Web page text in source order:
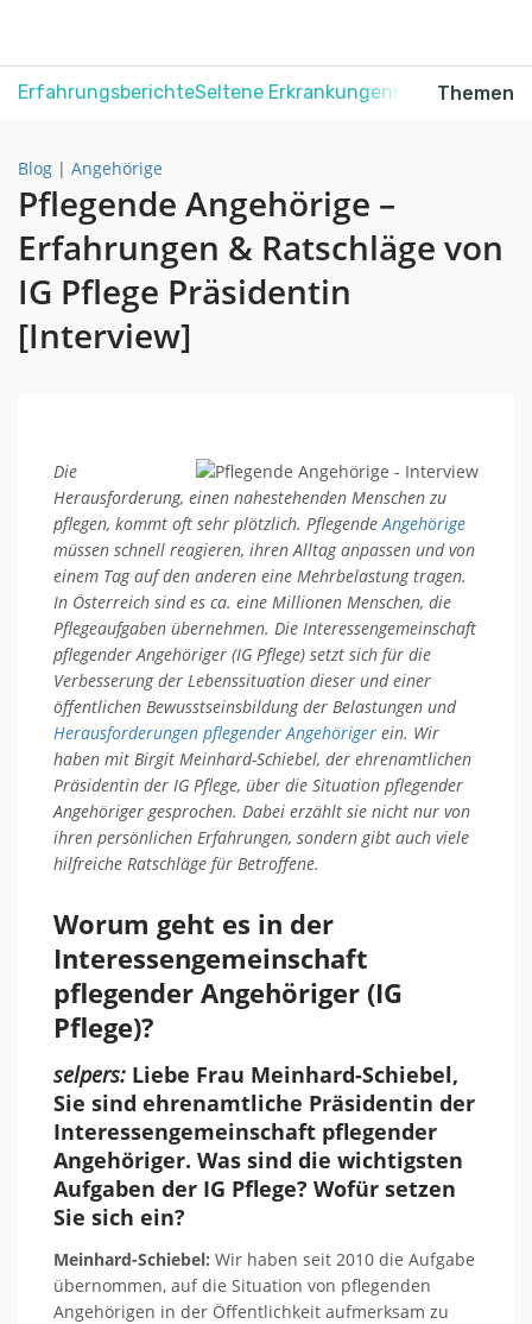
ErfahrungsberichteSeltene ErkrankungenKrebsThemen
Blog | Angehörige
Pflegende Angehörige –
Erfahrungen & Ratschläge von
IG Pflege Präsidentin
[Interview]
Die
Herausforderung, einen nahestehenden Menschen zu
pflegen, kommt oft sehr plötzlich. PflegendeAngehörige
müssen schnell reagieren, ihren Alltag anpassen und von
einem Tag auf den anderen eine Mehrbelastung tragen.
In Österreich sind es ca. eine Millionen Menschen, die
Pflegeaufgaben übernehmen. Die Interessengemeinschaft
pflegender Angehöriger (IG Pflege) setzt sich für die
Verbesserung der Lebenssituation dieser und einer
öffentlichen Bewusstseinsbildung der Belastungen und
Herausforderungen pflegender Angehöriger ein. Wir
haben mit Birgit Meinhard-Schiebel, der ehrenamtlichen
Präsidentin der IG Pflege, über die Situation pflegender
Angehöriger gesprochen. Dabei erzählt sie nicht nur von
ihren persönlichen Erfahrungen, sondern gibt auch viele
hilfreiche Ratschläge für Betroffene.
Worum geht es in der
Interessengemeinschaft
pflegender Angehöriger (IG
Pflege)?
selpers: Liebe Frau Meinhard-Schiebel,
Sie sind ehrenamtliche Präsidentin der
Interessengemeinschaft pflegender
Angehöriger. Was sind die wichtigsten
Aufgaben der IG Pflege? Wofür setzen
Sie sich ein?
Meinhard-Schiebel: Wir haben seit 2010 die Aufgabe
übernommen, auf die Situation von pflegenden
Angehörigen in der Öffentlichkeit aufmerksam zu